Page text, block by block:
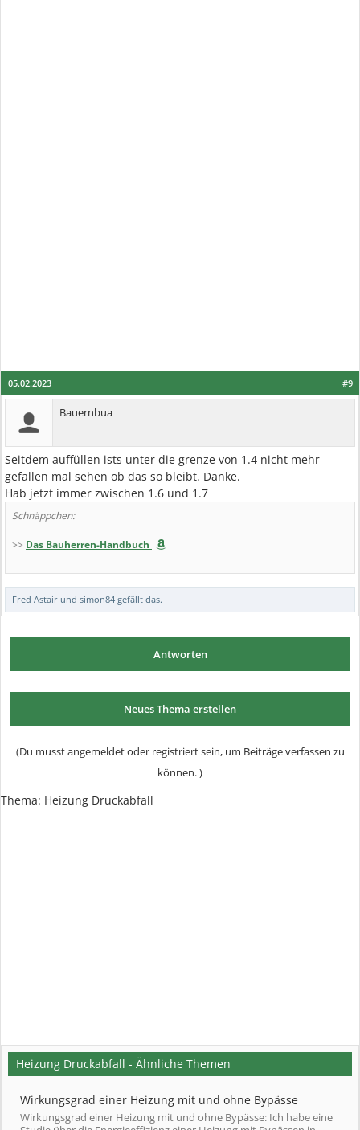
#9
05.02.2023
Bauernbua
Seitdem auffüllen ists unter die grenze von 1.4 nicht mehr
gefallen mal sehen ob das so bleibt. Danke.
Hab jetzt immer zwischen 1.6 und 1.7
Schnäppchen:
>> Das Bauherren-Handbuch
Fred Astair und simon84 gefällt das.
Antworten
Neues Thema erstellen
(Du musst angemeldet oder registriert sein, um Beiträge verfassen zu
können. )
Thema: Heizung Druckabfall
Heizung Druckabfall - Ähnliche Themen
Wirkungsgrad einer Heizung mit und ohne Bypässe
Wirkungsgrad einer Heizung mit und ohne Bypässe: Ich habe eine